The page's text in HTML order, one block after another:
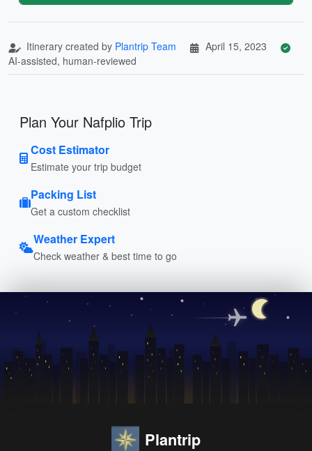
Itinerary created by Plantrip Team
April 15, 2023
AI-assisted, human-reviewed
Plan Your Nafplio Trip
Cost Estimator
Estimate your trip budget
Packing List
Get a custom checklist
Weather Expert
Check weather & best time to go
Plantrip